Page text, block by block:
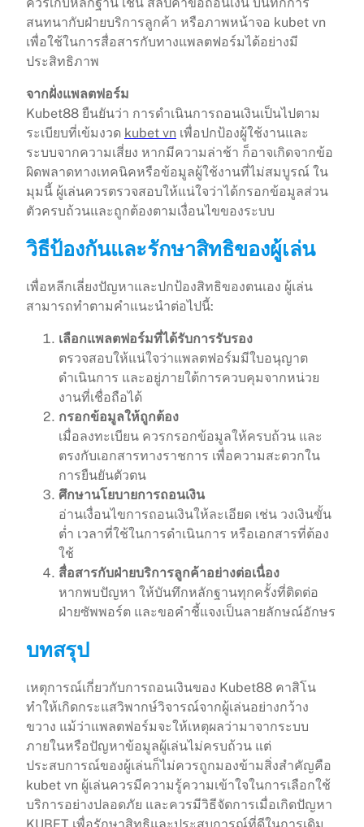
สนทนากับฝ่ายบริการลูกค้า หรือภาพหน้าจอ kubet vn
เพื่อใช้ในการสื่อสารกับทางแพลตฟอร์มได้อย่างมี
ประสิทธิภาพ
จากฝั่งแพลตฟอร์ม
Kubet88 ยืนยันว่า การดำเนินการถอนเงินเป็นไปตาม
ระเบียบที่เข้มงวด kubet vn เพื่อปกป้องผู้ใช้งานและ
ระบบจากความเสี่ยง หากมีความล่าช้า ก็อาจเกิดจากข้อ
ผิดพลาดทางเทคนิคหรือข้อมูลผู้ใช้งานที่ไม่สมบูรณ์ ใน
มุมนี้ ผู้เล่นควรตรวจสอบให้แน่ใจว่าได้กรอกข้อมูลส่วน
ตัวครบถ้วนและถูกต้องตามเงื่อนไขของระบบ
วิธีป้องกันและรักษาสิทธิของผู้เล่น
เพื่อหลีกเลี่ยงปัญหาและปกป้องสิทธิของตนเอง ผู้เล่น
สามารถทำตามคำแนะนำต่อไปนี้:
เลือกแพลตฟอร์มที่ได้รับการรับรอง
ตรวจสอบให้แน่ใจว่าแพลตฟอร์มมีใบอนุญาต
ดำเนินการ และอยู่ภายใต้การควบคุมจากหน่วย
งานที่เชื่อถือได้
กรอกข้อมูลให้ถูกต้อง
เมื่อลงทะเบียน ควรกรอกข้อมูลให้ครบถ้วน และ
ตรงกับเอกสารทางราชการ เพื่อความสะดวกใน
การยืนยันตัวตน
ศึกษานโยบายการถอนเงิน
อ่านเงื่อนไขการถอนเงินให้ละเอียด เช่น วงเงินขั้น
ต่ำ เวลาที่ใช้ในการดำเนินการ หรือเอกสารที่ต้อง
ใช้
สื่อสารกับฝ่ายบริการลูกค้าอย่างต่อเนื่อง
หากพบปัญหา ให้บันทึกหลักฐานทุกครั้งที่ติดต่อ
ฝ่ายซัพพอร์ต และขอคำชี้แจงเป็นลายลักษณ์อักษร
บทสรุป
เหตุการณ์เกี่ยวกับการถอนเงินของ Kubet88 คาสิโน
ทำให้เกิดกระแสวิพากษ์วิจารณ์จากผู้เล่นอย่างกว้าง
ขวาง แม้ว่าแพลตฟอร์มจะให้เหตุผลว่ามาจากระบบ
ภายในหรือปัญหาข้อมูลผู้เล่นไม่ครบถ้วน แต่
ประสบการณ์ของผู้เล่นก็ไม่ควรถูกมองข้ามสิ่งสำคัญคือ
kubet vn ผู้เล่นควรมีความรู้ความเข้าใจในการเลือกใช้
บริการอย่างปลอดภัย และควรมีวิธีจัดการเมื่อเกิดปัญหา